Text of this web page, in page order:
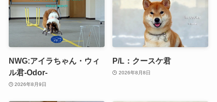
NWG:アイラちゃん・ウィ
ル君-Odor-
2026年8月9日
P/L：クースケ君
2026年8月8日